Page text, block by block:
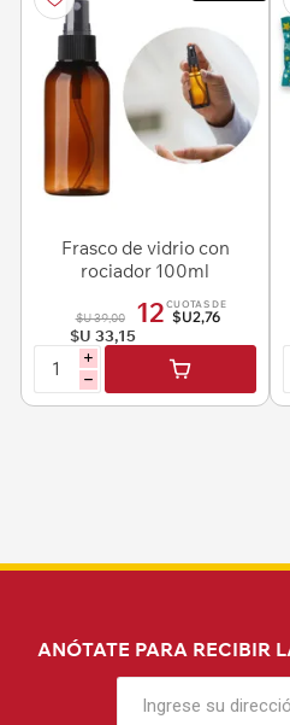
Frasco de vidrio con
rociador 100ml
$U 39,00
$U 33,15
12 CUOTAS DE
$U2,76
i
h
ANÓTATE PARA RECIBIR